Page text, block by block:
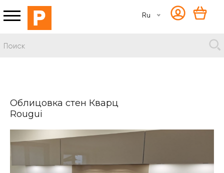
Ru
Облицовка стен Кварц
Rougui